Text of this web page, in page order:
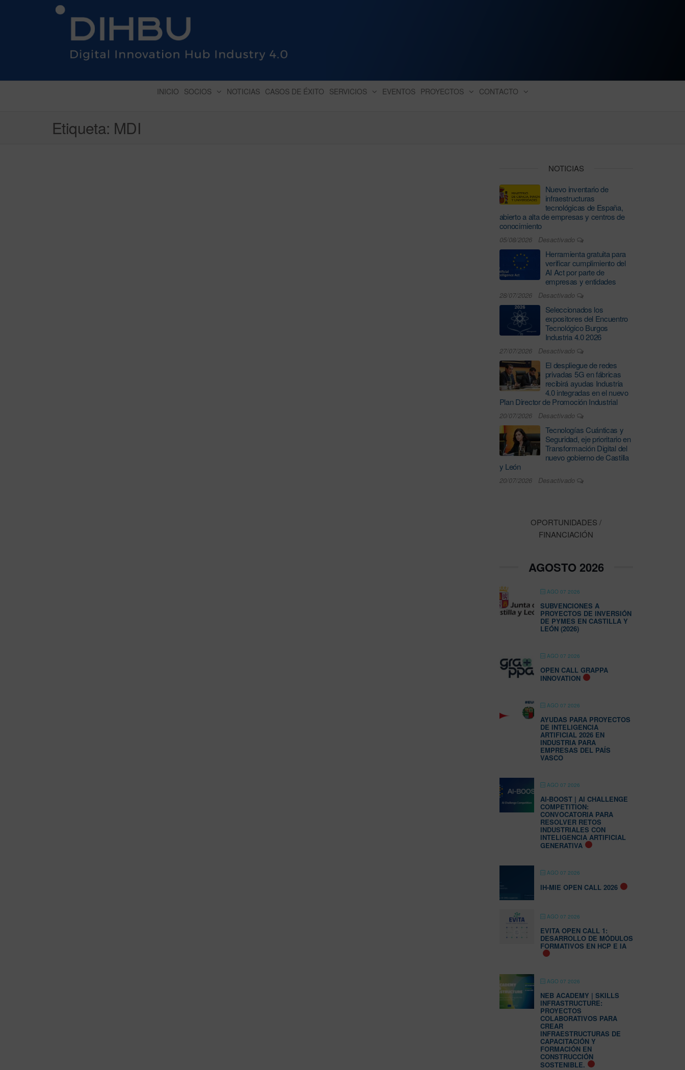
DIGITAL INNOVATION HUB INDUSTRY 4.0
INICIO SOCIOS NOTICIAS CASOS DE ÉXITO SERVICIOS EVENTOS PROYECTOS CONTACTO
Etiqueta: MDI
NOTICIAS
Nuevo inventario de
infraestructuras
tecnológicas de España,
abierto a alta de empresas y centros de
conocimiento
05/08/2026 Desactivado
Herramienta gratuita para
verificar cumplimiento del
AI Act por parte de
empresas y entidades
28/07/2026 Desactivado
Seleccionados los
expositores del Encuentro
Tecnológico Burgos
Industria 4.0 2026
27/07/2026 Desactivado
El despliegue de redes
privadas 5G en fábricas
recibirá ayudas Industria
4.0 integradas en el nuevo
Plan Director de Promoción Industrial
20/07/2026 Desactivado
Tecnologías Cuánticas y
Seguridad, eje prioritario en
Transformación Digital del
nuevo gobierno de Castilla
y León
20/07/2026 Desactivado
OPORTUNIDADES /
FINANCIACIÓN
AGOSTO 2026
AGO 07 2026
SUBVENCIONES A
PROYECTOS DE INVERSIÓN
DE PYMES EN CASTILLA Y
LEÓN (2026)
AGO 07 2026
OPEN CALL GRAPPA
INNOVATION
AGO 07 2026
AYUDAS PARA PROYECTOS
DE INTELIGENCIA
ARTIFICIAL 2026 EN
INDUSTRIA PARA
EMPRESAS DEL PAÍS
VASCO
AGO 07 2026
AI-BOOST | AI CHALLENGE
COMPETITION:
CONVOCATORIA PARA
RESOLVER RETOS
INDUSTRIALES CON
INTELIGENCIA ARTIFICIAL
GENERATIVA
AGO 07 2026
IH-MIE OPEN CALL 2026
AGO 07 2026
EVITA OPEN CALL 1:
DESARROLLO DE MÓDULOS
FORMATIVOS EN HCP E IA
AGO 07 2026
NEB ACADEMY | SKILLS
INFRASTRUCTURE:
PROYECTOS
COLABORATIVOS PARA
CREAR
INFRAESTRUCTURAS DE
CAPACITACIÓN Y
FORMACIÓN EN
CONSTRUCCIÓN
SOSTENIBLE.